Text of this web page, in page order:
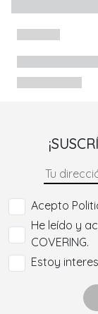
Acepto
He leído y
COVERING.
Estoy